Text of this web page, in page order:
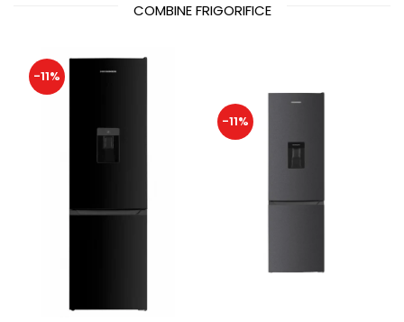
COMBINE FRIGORIFICE
-11%
-11%